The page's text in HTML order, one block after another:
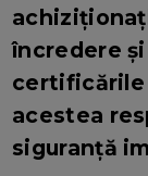
încredere
certificările
acestea
siguranță